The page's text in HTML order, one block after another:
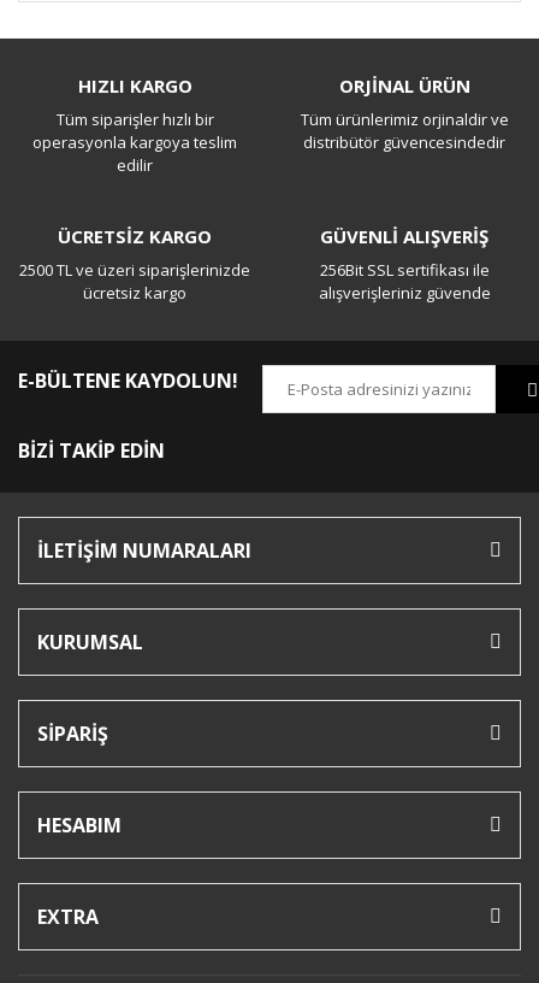
Yorum Yaz
HIZLI KARGO
Tüm siparişler hızlı bir
operasyonla kargoya teslim
edilir
ORJİNAL ÜRÜN
Tüm ürünlerimiz orjinaldir ve
distribütör güvencesindedir
ÜCRETSİZ KARGO
2500 TL ve üzeri siparişlerinizde
ücretsiz kargo
GÜVENLİ ALIŞVERİŞ
256Bit SSL sertifikası ile
alışverişleriniz güvende
E-BÜLTENE KAYDOLUN!
BİZİ TAKİP EDİN
İLETİŞİM NUMARALARI
KURUMSAL
SİPARİŞ
HESABIM
EXTRA